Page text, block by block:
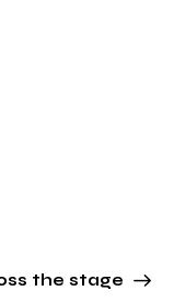
the stage